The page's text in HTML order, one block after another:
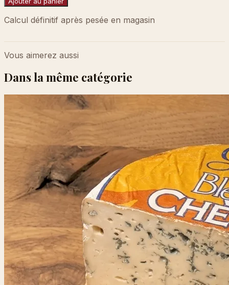
Calcul définitif après pesée en magasin
Vous aimerez aussi
Dans la même catégorie